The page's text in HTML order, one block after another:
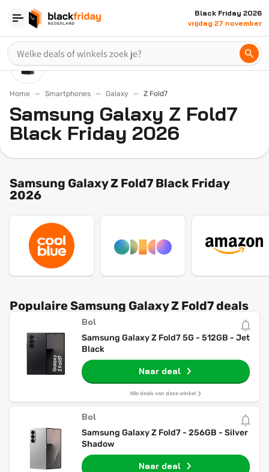
Black Friday 2026
vrijdag 27 november
Home Smartphones Galaxy Z Fold7
Samsung Galaxy Z Fold7
Black Friday 2026
Samsung Galaxy Z Fold7 Black Friday
2026
Populaire Samsung Galaxy Z Fold7 deals
Bol
Samsung Galaxy Z Fold7 5G - 512GB - Jet
Black
Naar deal
Alle deals van deze winkel
Bol
Samsung Galaxy Z Fold7 - 256GB - Silver
Shadow
Naar deal